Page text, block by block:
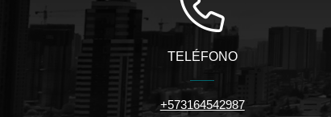
TELÉFONO
+573164542987